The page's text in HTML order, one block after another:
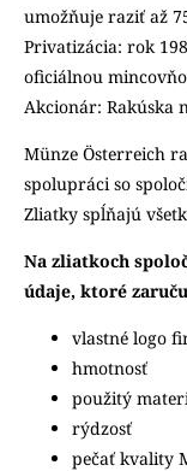
umožňuje raziť až
Privatizácia: rok
oficiálnou
Akcionár: Rakúska
Münze Österreich
spolupráci so
Zliatky spĺňajú
Na zliatkoch
údaje, ktoré
vlastné logo
hmotnosť
použitý
rýdzosť
pečať kvality